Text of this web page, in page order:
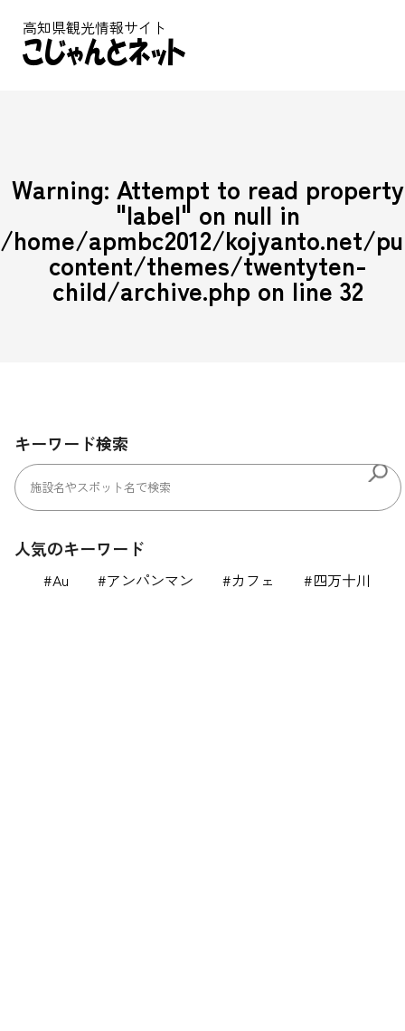
高知県観光情報サイト
Warning: Attempt to read property
"label" on null in
/home/apmbc2012/kojyanto.net/
content/themes/twentyten-
child/archive.php on line 32
キーワード検索
人気のキーワード
Au アンパンマン カフェ 四万十川